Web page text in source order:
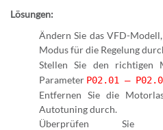
Lösungen:
Ändern Sie das VFD-
Modus für die Regelung
Stellen Sie den richtigen
Parameter P02.01 –
Entfernen Sie die
Autotuning durch.
Überprüfen Sie